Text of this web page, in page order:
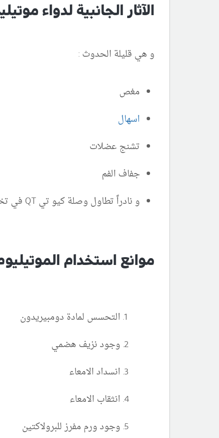
الآثار الجانبية لدواء
و هي قليلة الحدوث :
مغص
اسهال
تشنج عضلات
جفاف الفم
و نادراً تطاول وصلة كيو تي QT في تخطيط القلب
موانع استخدام
التحسس لمادة دومبيريدون
وجود نزيف هضمي
انسداد الامعاء
انثقاب الامعاء
وجود ورم مفرز للبرولاكتين